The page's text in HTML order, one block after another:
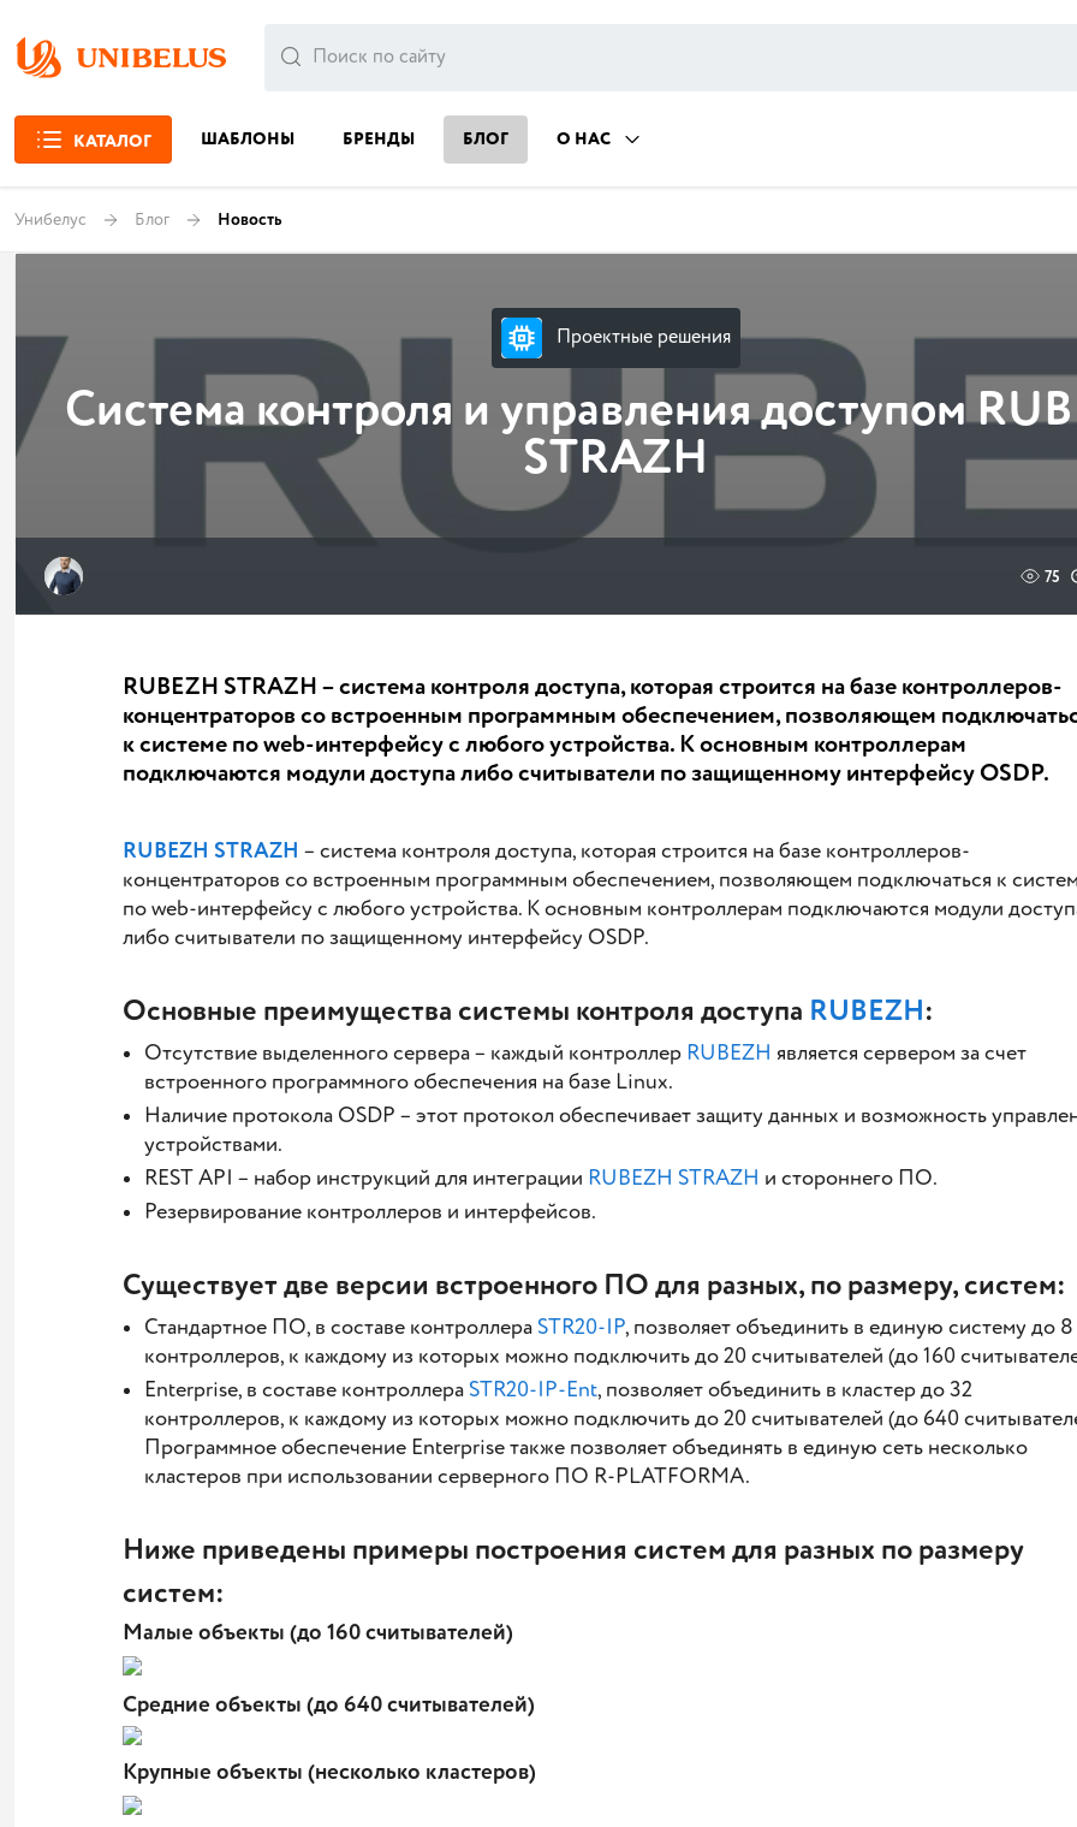
КАТАЛОГ ШАБЛОНЫ БРЕНДЫ БЛОГ О НАС
Унибелус Блог Новость
Проектные решения
Система контроля и управления доступом
STRAZH
75
RUBEZH STRAZH – система контроля доступа, которая строится на базе контроллеров-
концентраторов со встроенным программным обеспечением, позволяющем
к системе по web-интерфейсу с любого устройства. К основным контроллерам
подключаются модули доступа либо считыватели по защищенному интерфейсу OSDP.
RUBEZH STRAZH – система контроля доступа, которая строится на базе контроллеров-
концентраторов со встроенным программным обеспечением, позволяющем подключаться к
по web-интерфейсу с любого устройства. К основным контроллерам подключаются модули
либо считыватели по защищенному интерфейсу OSDP.
Основные преимущества системы контроля доступа RUBEZH:
Отсутствие выделенного сервера – каждый контроллерRUBEZH является сервером за счет
встроенного программного обеспечения на базе Linux.
Наличие протокола OSDP – этот протокол обеспечивает защиту данных и возможность
устройствами.
REST API – набор инструкций для интеграции RUBEZH STRAZH и стороннего ПО.
Резервирование контроллеров и интерфейсов.
Существует две версии встроенного ПО для разных, по размеру, систем:
Стандартное ПО, в составе контроллераSTR20-IP, позволяет объединить в единую систему до 8
контроллеров, к каждому из которых можно подключить до 20 считывателей (до 160
Enterprise, в составе контроллераSTR20-IP-Ent, позволяет объединить в кластер до 32
контроллеров, к каждому из которых можно подключить до 20 считывателей (до 640
Программное обеспечение Enterprise также позволяет объединять в единую сеть несколько
кластеров при использовании серверного ПО R-PLATFORMA.
Ниже приведены примеры построения систем для разных по размеру
систем:
Малые объекты (до 160 считывателей)
Средние объекты (до 640 считывателей)
Крупные объекты (несколько кластеров)